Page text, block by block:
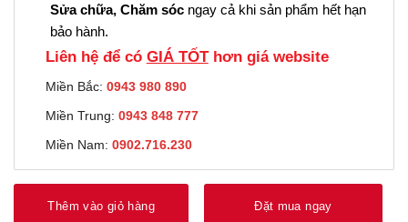
Sửa chữa, Chăm sóc ngay cả khi sản phẩm hết hạn
bảo hành.
Liên hệ để có GIÁ TỐThơn giá website
Miền Bắc: 0943 980 890
Miền Trung: 0943 848 777
Miền Nam: 0902.716.230
Thêm vào giỏ hàng Đặt mua ngay